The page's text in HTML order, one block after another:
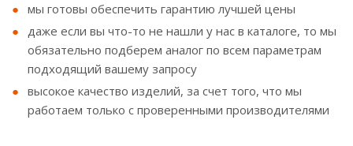
мы готовы обеспечить гарантию лучшей цены
даже если вы что-то не нашли у нас в каталоге, то мы
обязательно подберем аналог по всем параметрам
подходящий вашему запросу
высокое качество изделий, за счет того, что мы
работаем только с проверенными производителями